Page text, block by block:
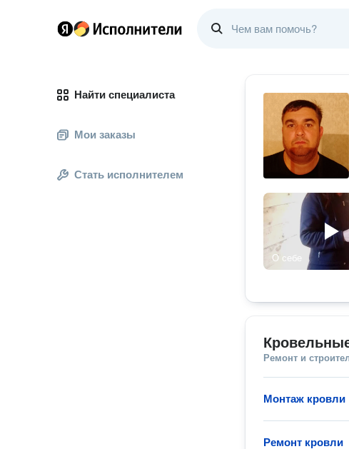
Найти специалиста
Мои заказы
Стать исполнителем
О себе
Ремонт и
Монтаж кровли
Ремонт кровли